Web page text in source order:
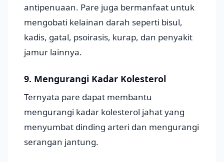
antipenuaan. Pare juga bermanfaat untuk
mengobati kelainan darah seperti bisul,
kadis, gatal, psoirasis, kurap, dan penyakit
jamur lainnya.
9. Mengurangi Kadar Kolesterol
Ternyata pare dapat membantu
mengurangi kadar kolesterol jahat yang
menyumbat dinding arteri dan mengurangi
serangan jantung.